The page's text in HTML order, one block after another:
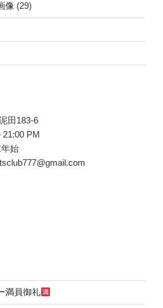
像 (29)
田183-6
PM
始
満員御礼